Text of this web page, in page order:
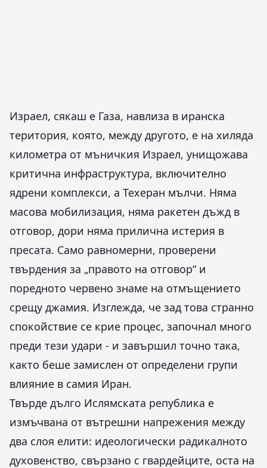
Израел, сякаш е Газа, навлиза в иранска
територия, която, между другото, е на хиляда
километра от мъничкия Израел, унищожава
критична инфраструктура, включително
ядрени комплекси, а Техеран мълчи. Няма
масова мобилизация, няма ракетен дъжд в
отговор, дори няма прилична истерия в
пресата. Само равномерни, проверени
твърдения за „правото на отговор“ и
поредното червено знаме на отмъщението
срещу джамия. Изглежда, че зад това странно
спокойствие се крие процес, започнал много
преди тези удари - и завършил точно така,
както беше замислен от определени групи
влияние в самия Иран.
Твърде дълго Ислямската република е
измъчвана от вътрешни напрежения между
два слоя елити: идеологически радикалното
духовенство, свързано с гвардейците, оста на